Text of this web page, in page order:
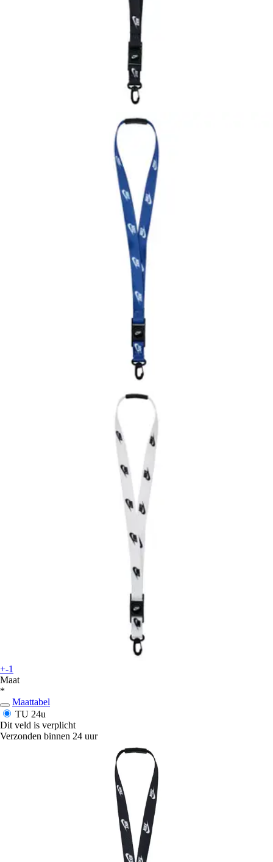
+-1
Maat
*
Maattabel
TU 24u
Dit veld is verplicht
Verzonden binnen 24 uur